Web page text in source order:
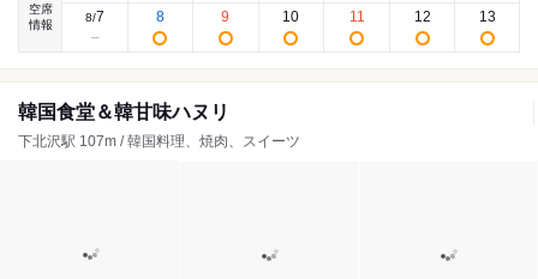
空席
情報
8/7 8 9 10 11 12 13
韓国食堂＆韓甘味ハヌリ
下北沢駅 107m / 韓国料理、焼肉、スイーツ